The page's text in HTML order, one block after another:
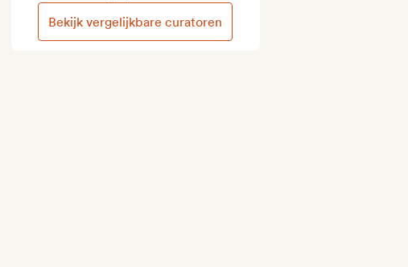
Bekijk vergelijkbare curatoren